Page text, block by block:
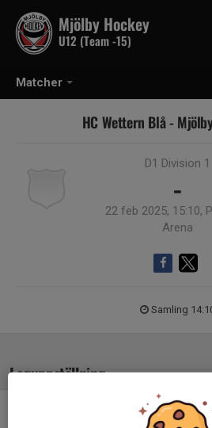
Matcher
Mjölby Hockey
U12 (Team -15)
HC Wettern Blå -
D1 Division 1
-
22 feb 2025, 15:10,
Arena
Samling
Laguppställning